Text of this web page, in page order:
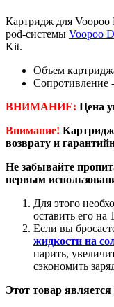
Картридж для
pod-системы Voopoo
Kit.
Объем
ВНИМАНИЕ: Цена
Внимание!
возврату и
Не забывайте
первым
Для этого
оставить его на
Если вы
жидкости на
парить,
сэкономить
Этот товар